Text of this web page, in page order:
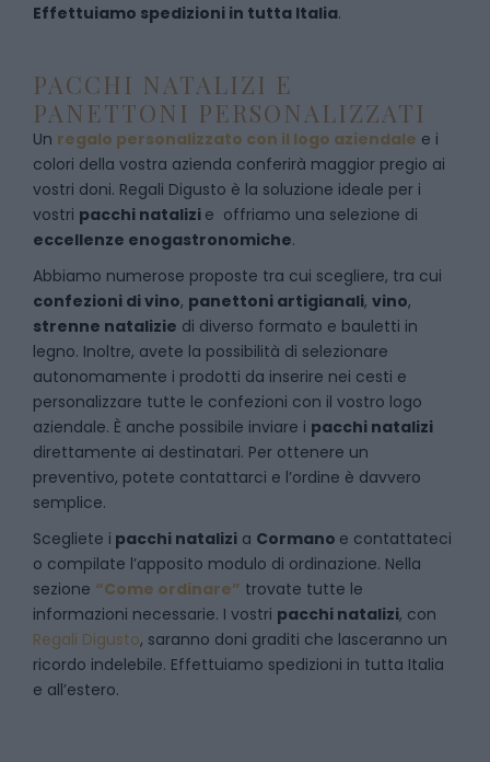
Effettuiamo spedizioni in tutta Italia.
PACCHI NATALIZI E
PANETTONI PERSONALIZZATI
Un regalo personalizzato con il logo aziendale e i
colori della vostra azienda conferirà maggior pregio ai
vostri doni. Regali Digusto è la soluzione ideale per i
vostri pacchi natalizi e offriamo una selezione di
eccellenze enogastronomiche.
Abbiamo numerose proposte tra cui scegliere, tra cui
confezioni di vino, panettoni artigianali, vino,
strenne natalizie di diverso formato e bauletti in
legno. Inoltre, avete la possibilità di selezionare
autonomamente i prodotti da inserire nei cesti e
personalizzare tutte le confezioni con il vostro logo
aziendale. È anche possibile inviare i pacchi natalizi
direttamente ai destinatari. Per ottenere un
preventivo, potete contattarci e l’ordine è davvero
semplice.
Scegliete i pacchi natalizi a Cormano e contattateci
o compilate l’apposito modulo di ordinazione. Nella
sezione “Come ordinare” trovate tutte le
informazioni necessarie. I vostri pacchi natalizi, con
Regali Digusto, saranno doni graditi che lasceranno un
ricordo indelebile. Effettuiamo spedizioni in tutta Italia
e all’estero.